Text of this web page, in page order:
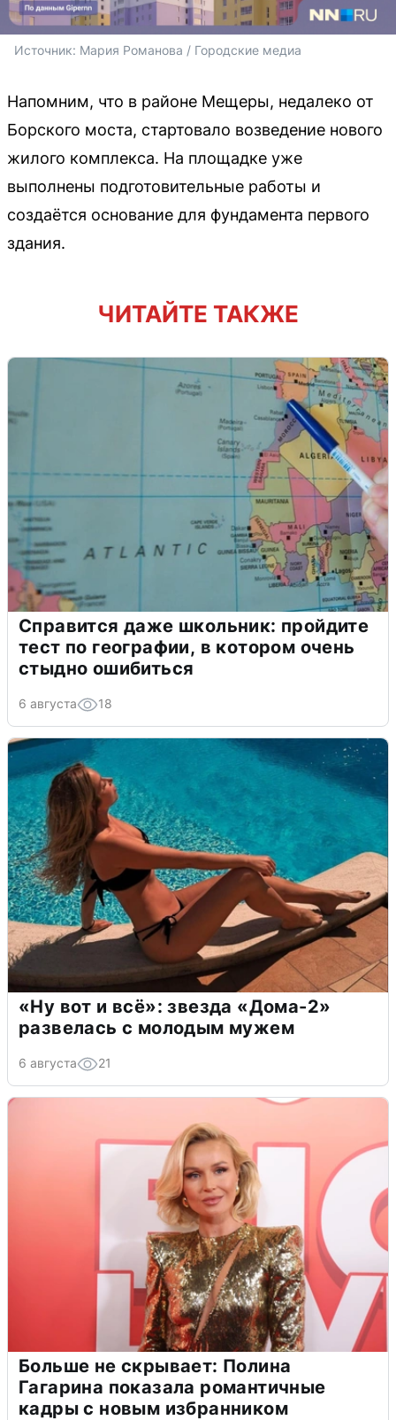
Источник: Мария Романова / Городские медиа
Напомним, что в районе Мещеры, недалеко от
Борского моста, стартовало возведение нового
жилого комплекса. На площадке уже
выполнены подготовительные работы и
создаётся основание для фундамента первого
здания.
ЧИТАЙТЕ ТАКЖЕ
Справится даже школьник: пройдите
тест по географии, в котором очень
стыдно ошибиться
6 августа 18
«Ну вот и всё»: звезда «Дома-2»
развелась с молодым мужем
6 августа 21
Больше не скрывает: Полина
Гагарина показала романтичные
кадры с новым избранником